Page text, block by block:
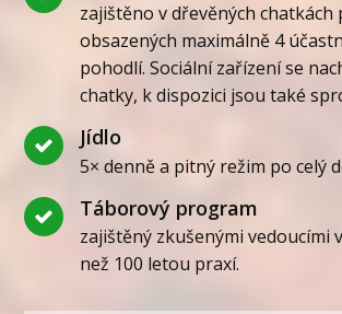
zajištěno v dřevěných chatkách
obsazených maximálně 4
pohodlí. Sociální zařízení se
chatky, k dispozici jsou také
Jídlo
5× denně a pitný režim po celý
Táborový program
zajištěný zkušenými vedoucími
než 100 letou praxí.